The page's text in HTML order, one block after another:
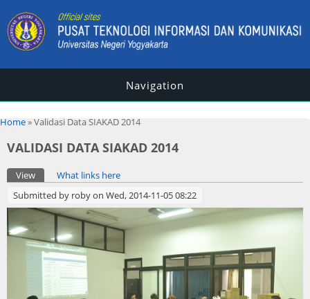
Navigation
You are here
Home» Validasi Data SIAKAD 2014
VALIDASI DATA SIAKAD 2014
Primary tabs
View (active tab)
What links here
Submitted by robyon Wed, 2014-11-05 08:22